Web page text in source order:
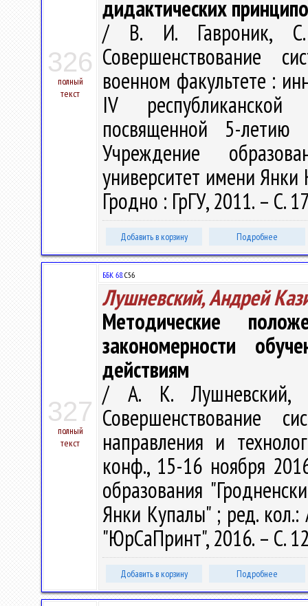
326
полный
текст
дидактических
/ В. И. Гавроник,
Совершенствование
военном факультете :
IV республиканской
посвященной 5-летию
Учреждение
университет имени
Гродно : ГрГУ, 2011. – С.
Добавить в корзину Подробнее
327
полный
текст
ББК 68.С56
Лушневский, Андрей
Методические
закономерности
действиям
/ А. К.
Совершенствование
направления и
конф., 15-16 ноября
образования
Янки Купалы" ; ред.
"ЮрСаПринт", 2016. – С.
Добавить в корзину Подробнее